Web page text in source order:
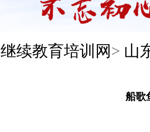
继续教育培训网> 山
船歌